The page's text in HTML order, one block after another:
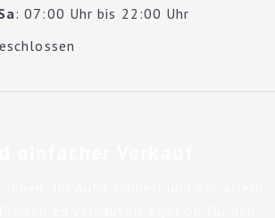
: 07:00 Uhr bis 22:00 Uhr